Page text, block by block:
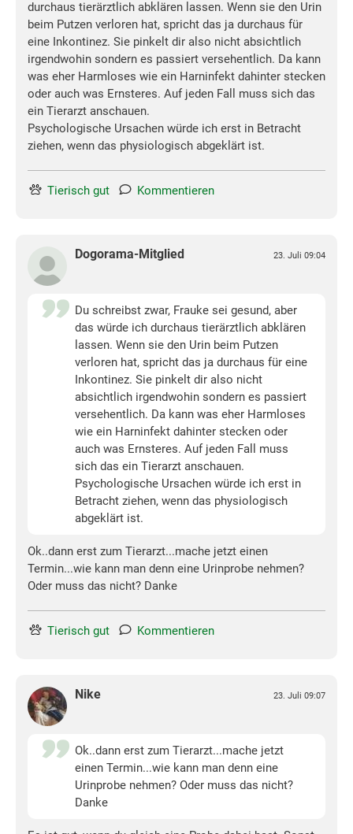
durchaus tierärztlich abklären lassen. Wenn sie den Urin
beim Putzen verloren hat, spricht das ja durchaus für
eine Inkontinez. Sie pinkelt dir also nicht absichtlich
irgendwohin sondern es passiert versehentlich. Da kann
was eher Harmloses wie ein Harninfekt dahinter stecken
oder auch was Ernsteres. Auf jeden Fall muss sich das
ein Tierarzt anschauen.
Psychologische Ursachen würde ich erst in Betracht
ziehen, wenn das physiologisch abgeklärt ist.
Tierisch gut Kommentieren
Dogorama-Mitglied 23. Juli 09:04
Du schreibst zwar, Frauke sei gesund, aber
das würde ich durchaus tierärztlich abklären
lassen. Wenn sie den Urin beim Putzen
verloren hat, spricht das ja durchaus für eine
Inkontinez. Sie pinkelt dir also nicht
absichtlich irgendwohin sondern es passiert
versehentlich. Da kann was eher Harmloses
wie ein Harninfekt dahinter stecken oder
auch was Ernsteres. Auf jeden Fall muss
sich das ein Tierarzt anschauen.
Psychologische Ursachen würde ich erst in
Betracht ziehen, wenn das physiologisch
abgeklärt ist.
Ok..dann erst zum Tierarzt...mache jetzt einen
Termin...wie kann man denn eine Urinprobe nehmen?
Oder muss das nicht? Danke
Tierisch gut Kommentieren
Nike 23. Juli 09:07
Ok..dann erst zum Tierarzt...mache jetzt
einen Termin...wie kann man denn eine
Urinprobe nehmen? Oder muss das nicht?
Danke